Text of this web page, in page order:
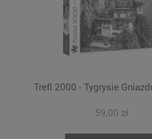
Trefl 2000 - Tygrysie
59,00 zł